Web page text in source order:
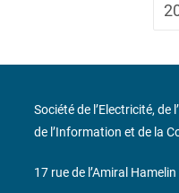
Société de l’Electricité, de
de l’Information et de la
17 rue de l’Amiral Hamelin